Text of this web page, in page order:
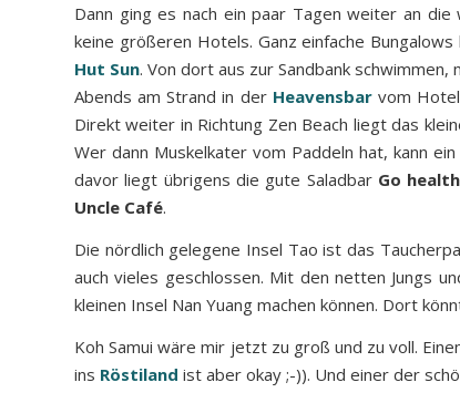
Dann ging es nach ein paar Tagen weiter an
keine größeren Hotels. Ganz einfache
Hut Sun. Von dort aus zur Sandbank
Abends am Strand in der Heavensbarvom Hotel
Direkt weiter in Richtung Zen Beach liegt das
Wer dann Muskelkater vom Paddeln hat, kann
davor liegt übrigens die gute Saladbar Go
Uncle Café.
Die nördlich gelegene Insel Tao ist das
auch vieles geschlossen. Mit den netten Jungs
kleinen Insel Nan Yuang machen können. Dort
Koh Samui wäre mir jetzt zu groß und zu voll.
ins Röstiland ist aber okay ;-)). Und einer der